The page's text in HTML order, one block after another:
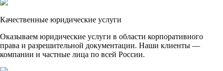
Качественные юридические услуги
Оказываем юридические услуги в области корпоративного
права и разрешительной документации. Наши клиенты —
компании и частные лица по всей России.